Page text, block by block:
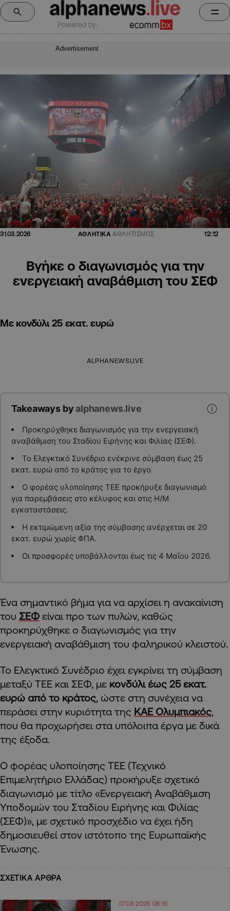
Powered by:
Advertisement
31.03.2026 ΑΘΛΗΤΙΚΑ ΑΘΛΗΤΙΣΜΟΣ 12:12
Βγήκε ο διαγωνισμός για την
ενεργειακή αναβάθμιση του ΣΕΦ
Με κονδύλι 25 εκατ. ευρώ
ALPHANEWSLIVE
Takeaways byalphanews.live
Προκηρύχθηκε διαγωνισμός για την ενεργειακή
αναβάθμιση του Σταδίου Ειρήνης και Φιλίας (ΣΕΦ).
Το Ελεγκτικό Συνέδριο ενέκρινε σύμβαση έως 25
εκατ. ευρώ από το κράτος για το έργο.
Ο φορέας υλοποίησης ΤΕΕ προκήρυξε διαγωνισμό
για παρεμβάσεις στο κέλυφος και στις Η/Μ
εγκαταστάσεις.
Η εκτιμώμενη αξία της σύμβασης ανέρχεται σε 20
εκατ. ευρώ χωρίς ΦΠΑ.
Οι προσφορές υποβάλλονται έως τις 4 Μαΐου 2026.
Ένα σημαντικό βήμα για να αρχίσει η ανακαίνιση
του ΣΕΦ είναι προ των πυλών, καθώς
προκηρύχθηκε ο διαγωνισμός για την
ενεργειακή αναβάθμιση του φαληρικού κλειστού.
Το Ελεγκτικό Συνέδριο έχει εγκρίνει τη σύμβαση
μεταξύ ΤΕΕ και ΣΕΦ, με κονδύλι έως 25 εκατ.
ευρώ από το κράτος, ώστε στη συνέχεια να
περάσει στην κυριότητα της ΚΑΕ Ολυμπιακός,
που θα προχωρήσει στα υπόλοιπα έργα με δικά
της έξοδα.
Ο φορέας υλοποίησης ΤΕΕ (Τεχνικό
Επιμελητήριο Ελλάδας) προκήρυξε σχετικό
διαγωνισμό με τίτλο «Ενεργειακή Αναβάθμιση
Υποδομών του Σταδίου Ειρήνης και Φιλίας
(ΣΕΦ)», με σχετικό προσχέδιο να έχει ήδη
δημοσιευθεί στον ιστότοπο της Ευρωπαϊκής
Ένωσης.
ΣΧΕΤΙΚΑ ΑΡΘΡΑ
07.08.2026 08:16